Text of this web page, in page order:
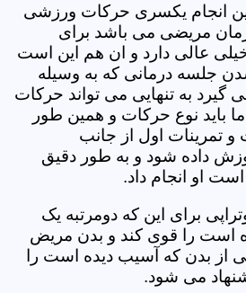
انجام یکسری حرکات ورزشی
مریضی می باشد برای
عالی دارد و ان هم این است
جلسه درمانی که به وسیله
گیرد به تنهایی می تواند حرکات
باید نوع حرکات و همین طور
و تمرینات اول از جانب
داده شود و به طور دقیق
او انجام داد.
برای این که دومرتبه یک
را قوی کند و بدن مریض
از بدن که آسیب دیده است را
می شود.